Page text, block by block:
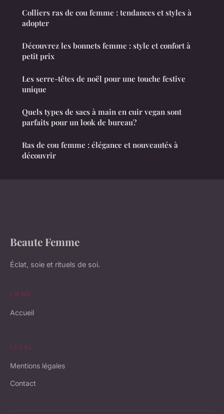
Colliers ras de cou femme : tendances et styles à
adopter
Découvrez les bonnets femme : style et confort à
petit prix
Les serre-têtes de noël pour une touche festive
unique
Quels types de sacs à main en cuir vegan sont
parfaits pour un look de bureau?
Ras de cou femme : élégance et nouveautés à
découvrir
Beaute Femme
Éclat, soie et rituels de soi.
LIENS
Accueil
LÉGAL
Mentions légales
Contact